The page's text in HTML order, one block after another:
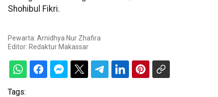
Shohibul Fikri.
Pewarta: Arnidhya Nur Zhafira
Editor: Redaktur Makassar
Tags: